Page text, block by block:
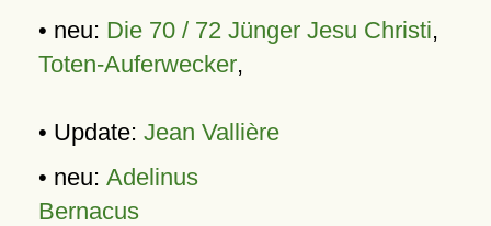
• neu: Die 70 / 72 Jünger Jesu Christi,
Toten-Auferwecker,
• Update: Jean Vallière
• neu: Adelinus
Bernacus